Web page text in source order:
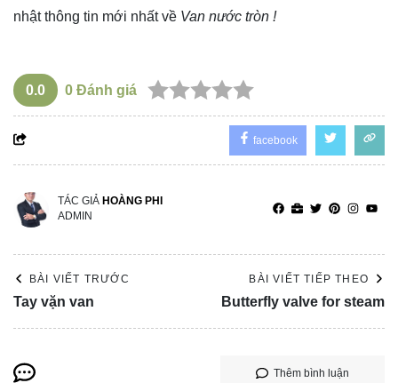
nhật thông tin mới nhất về Van nước tròn !
0.0 0 Đánh giá
facebook
TÁC GIẢ HOÀNG PHI
ADMIN
BÀI VIẾT TRƯỚC
Tay vặn van
BÀI VIẾT TIẾP THEO
Butterfly valve for steam
Thêm bình luận